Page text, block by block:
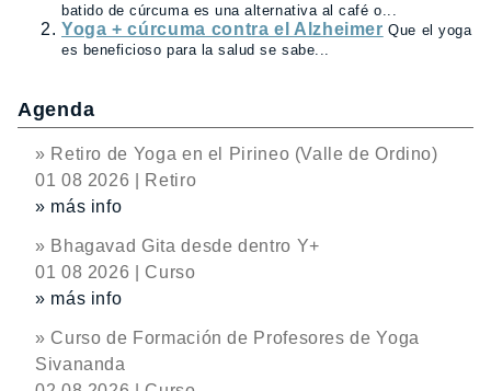
batido de cúrcuma es una alternativa al café o...
Yoga + cúrcuma contra el Alzheimer Que el yoga
es beneficioso para la salud se sabe...
Agenda
» Retiro de Yoga en el Pirineo (Valle de Ordino)
01 08 2026 | Retiro
» más info
» Bhagavad Gita desde dentro Y+
01 08 2026 | Curso
» más info
» Curso de Formación de Profesores de Yoga
Sivananda